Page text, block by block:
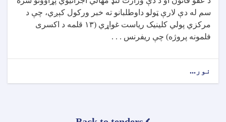
سم له دې لارې ټولو داوطلبانو ته خبر ورکول کېږي، چې د
مرکزي پولي کلینیک ریاست غواړي (۱۳ قلمه د اکسری
فلمونه پروژه) چې ریفرنس . . .
نور...